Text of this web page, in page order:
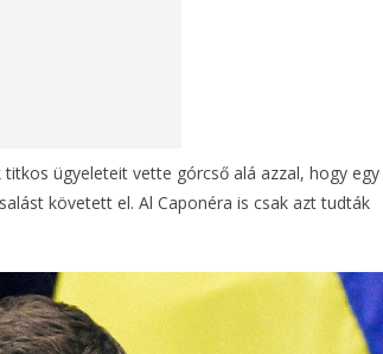
ügyeleteit vette górcső alá azzal, hogy egy
követett el. Al Caponéra is csak azt tudták